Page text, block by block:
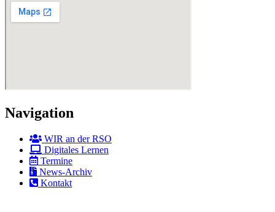
Navigation
WIR an der RSO
Digitales Lernen
Termine
News-Archiv
Kontakt